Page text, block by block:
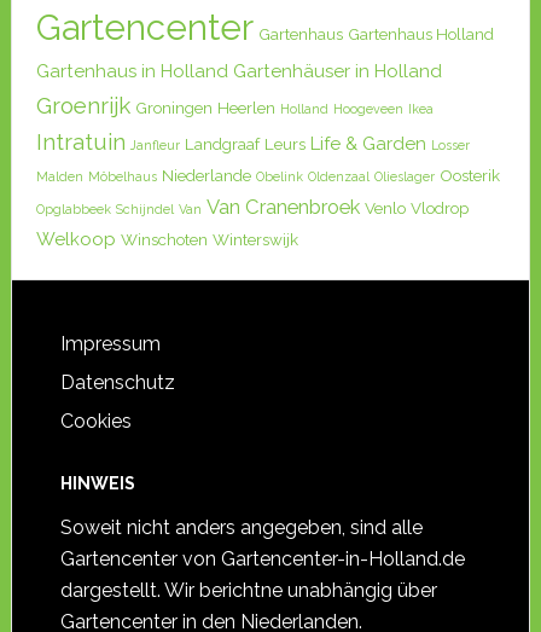
Gartencenter Gartenhaus Gartenhaus Holland
Gartenhaus in Holland Gartenhäuser in Holland
Groenrijk Groningen Heerlen Holland Hoogeveen Ikea
Intratuin Janfleur Landgraaf Leurs Life & Garden Losser
Malden Möbelhaus Niederlande Obelink Oldenzaal Olieslager Oosterik
Opglabbeek Schijndel Van Van Cranenbroek Venlo Vlodrop
Welkoop Winschoten Winterswijk
Impressum
Datenschutz
Cookies
HINWEIS
Soweit nicht anders angegeben, sind alle
Gartencenter von Gartencenter-in-Holland.de
dargestellt. Wir berichtne unabhängig über
Gartencenter in den Niederlanden.